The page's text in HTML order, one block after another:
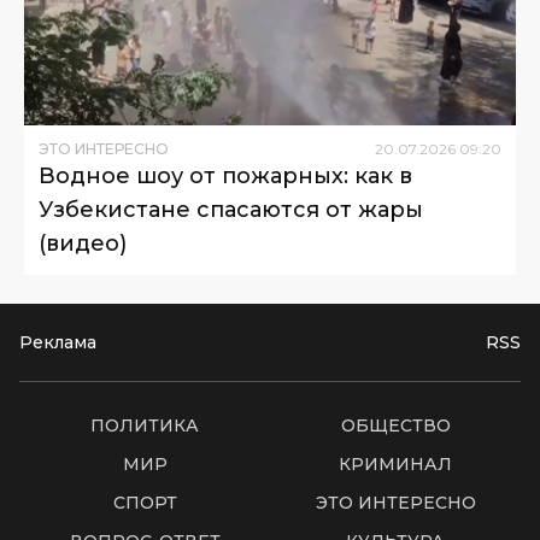
ЭТО ИНТЕРЕСНО 20.07.2026 09:20
Водное шоу от пожарных: как в
Узбекистане спасаются от жары
(видео)
Реклама RSS
ПОЛИТИКА
ОБЩЕСТВО
МИР
КРИМИНАЛ
СПОРТ
ЭТО ИНТЕРЕСНО